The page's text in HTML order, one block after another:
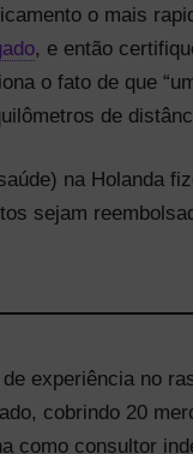
o mais
, e então
o fato de que
de
na Holanda
sejam
experiência no
cobrindo 20
como consultor